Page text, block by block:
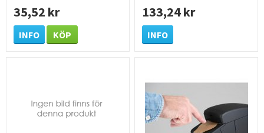
35,52 kr
INFO KÖP
133,24 kr
INFO